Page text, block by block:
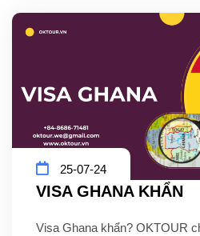
25-07-24
VISA GHANA KHẨN
Visa Ghana khẩn? OKTOUR